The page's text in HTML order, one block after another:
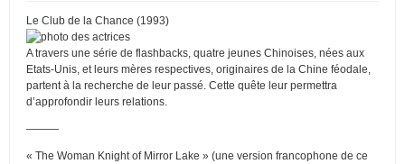
Le Club de la Chance (1993)
A travers une série de flashbacks, quatre jeunes Chinoises, nées aux
Etats-Unis, et leurs mères respectives, originaires de la Chine féodale,
partent à la recherche de leur passé. Cette quête leur permettra
d’approfondir leurs relations.
———
« The Woman Knight of Mirror Lake » (une version francophone de ce